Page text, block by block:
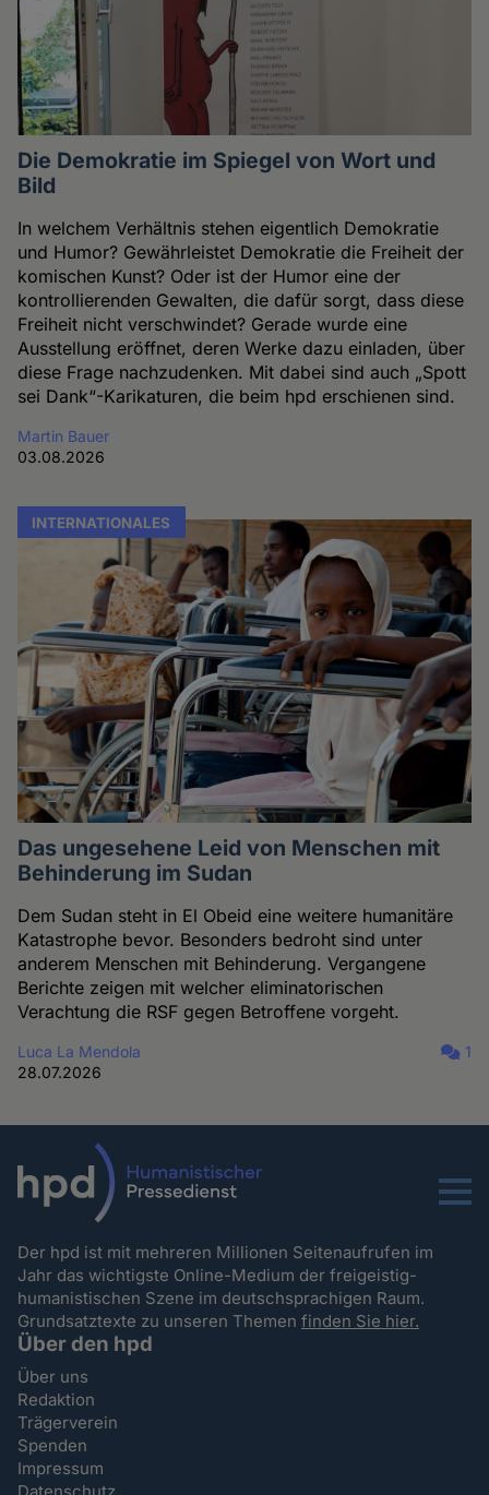
Die Demokratie im Spiegel von Wort und
Bild
In welchem Verhältnis stehen eigentlich Demokratie
und Humor? Gewährleistet Demokratie die Freiheit der
komischen Kunst? Oder ist der Humor eine der
kontrollierenden Gewalten, die dafür sorgt, dass diese
Freiheit nicht verschwindet? Gerade wurde eine
Ausstellung eröffnet, deren Werke dazu einladen, über
diese Frage nachzudenken. Mit dabei sind auch „Spott
sei Dank“-Karikaturen, die beim hpd erschienen sind.
Martin Bauer
03.08.2026
INTERNATIONALES
Das ungesehene Leid von Menschen mit
Behinderung im Sudan
Dem Sudan steht in El Obeid eine weitere humanitäre
Katastrophe bevor. Besonders bedroht sind unter
anderem Menschen mit Behinderung. Vergangene
Berichte zeigen mit welcher eliminatorischen
Verachtung die RSF gegen Betroffene vorgeht.
Luca La Mendola
28.07.2026
1
Menu
Der hpd ist mit mehreren Millionen Seitenaufrufen im
Jahr das wichtigste Online-Medium der freigeistig-
humanistischen Szene im deutschsprachigen Raum.
Grundsatztexte zu unseren Themenfinden Sie hier.
Über den hpd
Über uns
Redaktion
Trägerverein
Spenden
Impressum
Datenschutz